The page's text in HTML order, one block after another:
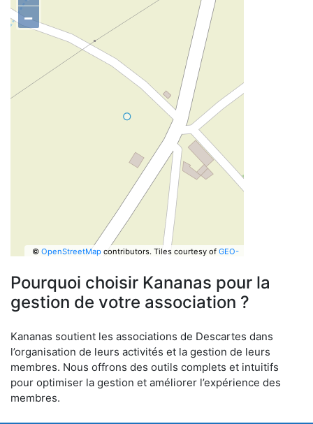
−
© OpenStreetMapcontributors. Tiles courtesy of GEO-
Pourquoi choisir Kananas pour la
gestion de votre association ?
Kananas soutient les associations de Descartes dans
l’organisation de leurs activités et la gestion de leurs
membres. Nous offrons des outils complets et intuitifs
pour optimiser la gestion et améliorer l’expérience des
membres.